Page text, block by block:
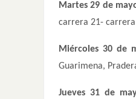
Martes 29 de
carrera 21-
Miércoles 30 de
Guarimena,
Jueves 31 de